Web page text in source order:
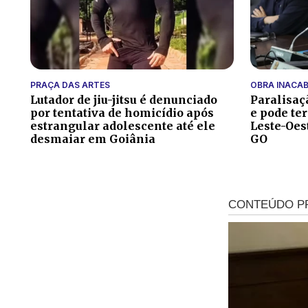
PRAÇA DAS ARTES
Lutador de jiu-jitsu é denunciado
por tentativa de homicídio após
estrangular adolescente até ele
desmaiar em Goiânia
OBRA
e pode
Leste-
GO